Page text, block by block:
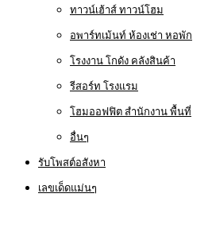
ทาวน์เฮ้าส์ ทาวน์โฮม
อพาร์ทเม้นท์ ห้องเช่า หอพัก
โรงงาน โกดัง คลังสินค้า
รีสอร์ท โรงแรม
โฮมออฟฟิต สำนักงาน พื้นที่
อื่นๆ
รับโพสต์อสังหา
เลขเด็ดแม่นๆ